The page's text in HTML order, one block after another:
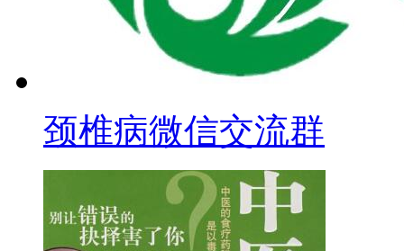
颈椎病微信交流群